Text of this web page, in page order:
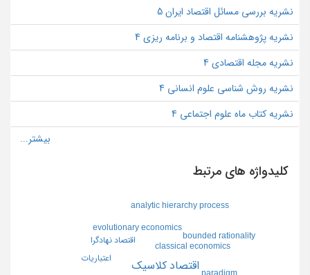
نشریه بررسی مسائل اقتصاد ایران 5
نشریه پژوهشنامه اقتصاد و برنامه ریزی 4
نشریه مجله اقتصادی 4
نشریه روش شناسی علوم انسانی 4
نشریه کتاب ماه علوم اجتماعی 4
کلیدواژه های مرتبط
اقتصاد كلاسيك
classical economics
evolutionary economics
اعتباريات
اقتصاد نهادگرا
analytic hierarchy process
bounded rationality